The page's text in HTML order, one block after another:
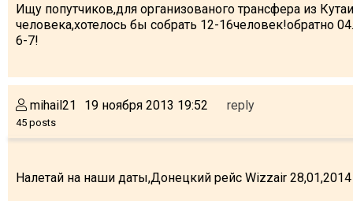
Ищу попутчиков,для организованого трансфера из
человека,хотелось бы собрать 12-16человек!обратно
6-7!
mihail21
45 posts
19 ноября 2013 19:52 reply
Налетай на наши даты,Донецкий рейс Wizzair 28,01,2014
Events schedule
Gudauri
INFO
LODGING